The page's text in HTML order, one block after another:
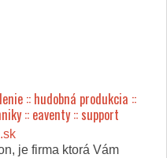
:: hudobná produkcia ::
:: eaventy :: support
je firma ktorá Vám